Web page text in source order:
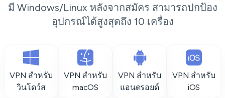
มี Windows/Linux หลังจากสมัคร สามารถปกป้อง
อุปกรณ์ได้สูงสุดถึง 10 เครื่อง
VPN สำหรับ
วินโดว์ส
VPN สำหรับ
macOS
VPN สำหรับ
แอนดรอยด์
VPN สำหรับ
iOS